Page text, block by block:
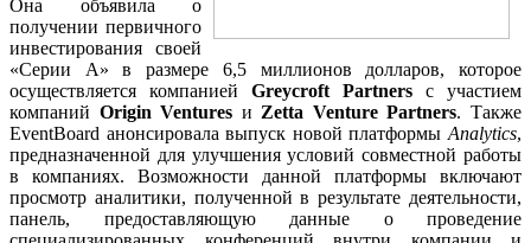
Она объявила о
получении первичного
инвестирования своей
«Серии А» в размере 6,5 миллионов долларов, которое
осуществляется компанией Greycroft Partners с участием
компаний Origin Ventures и Zetta Venture Partners. Также
EventBoard анонсировала выпуск новой платформы Analytics,
предназначенной для улучшения условий совместной работы
в компаниях. Возможности данной платформы включают
просмотр аналитики, полученной в результате деятельности,
панель, предоставляющую данные о проведение